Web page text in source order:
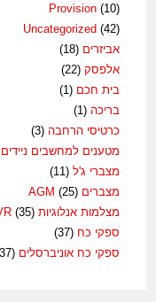
Provision (10)
Uncategorized (42)
אביזרים (18)
אלפסק (22)
בית חכם (1)
בריכה (1)
כרטיסי הרחבה (3)
מטענים למחשבים ניידים
מצברי ג'ל (11)
מצברים AGM(25)
מצלמות אנלוגיות DVR(35)
ספקי כח (37)
ספקי כח אוניברסלים (37)